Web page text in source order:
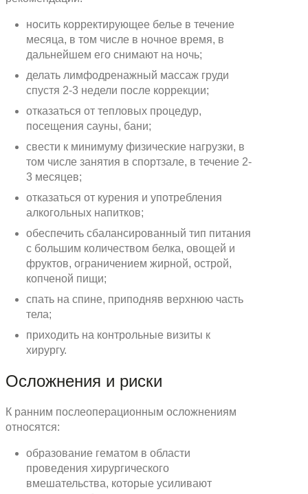
носить корректирующее белье в течение
месяца, в том числе в ночное время, в
дальнейшем его снимают на ночь;
делать лимфодренажный массаж груди
спустя 2-3 недели после коррекции;
отказаться от тепловых процедур,
посещения сауны, бани;
свести к минимуму физические нагрузки, в
том числе занятия в спортзале, в течение 2-
3 месяцев;
отказаться от курения и употребления
алкогольных напитков;
обеспечить сбалансированный тип питания
с большим количеством белка, овощей и
фруктов, ограничением жирной, острой,
копченой пищи;
спать на спине, приподняв верхнюю часть
тела;
приходить на контрольные визиты к
хирургу.
Осложнения и риски
К ранним послеоперационным осложнениям
относятся:
образование гематом в области
проведения хирургического
вмешательства, которые усиливают